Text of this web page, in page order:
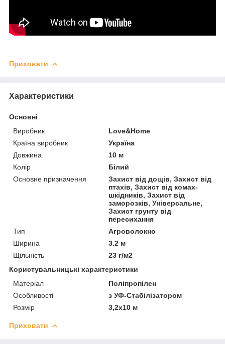
Приховати
Характеристики
Основні
Виробник
Love&Home
Країна виробник
Україна
Довжина
10 м
Колір
Білий
Основне призначення
Захист від дощів, Захист від
птахів, Захист від комах-
шкідників, Захист від
заморозків, Універсальне,
Захист грунту від
пересихання
Тип
Агроволокно
Ширина
3.2 м
Щільність
23 г/м2
Користувальницькі характеристики
Матеріал
Поліпропілен
Особливості
з УФ-Стабілізатором
Розмір
3,2х10 м
Приховати